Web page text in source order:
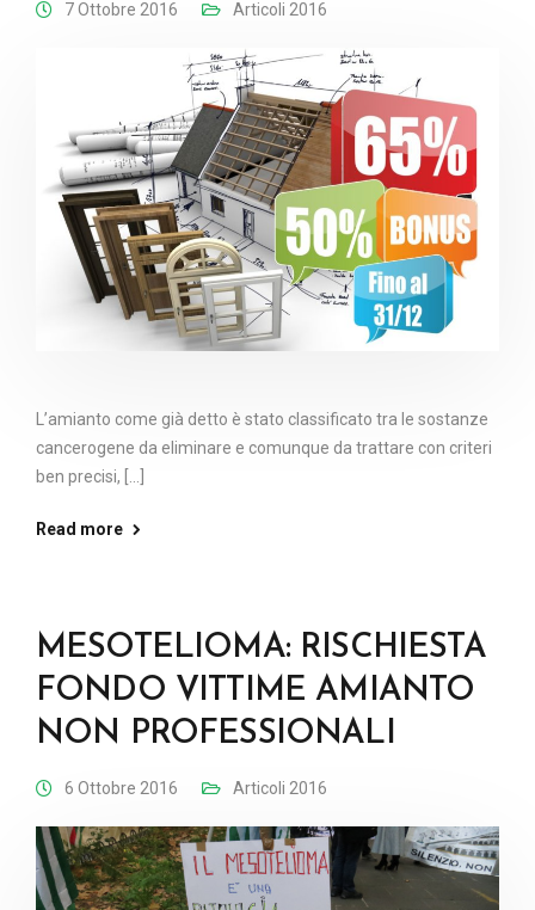
7 Ottobre 2016 Articoli 2016
L’amianto come già detto è stato classificato tra le sostanze
cancerogene da eliminare e comunque da trattare con criteri
ben precisi, [...]
Read more
MESOTELIOMA: RISCHIESTA
FONDO VITTIME AMIANTO
NON PROFESSIONALI
6 Ottobre 2016 Articoli 2016